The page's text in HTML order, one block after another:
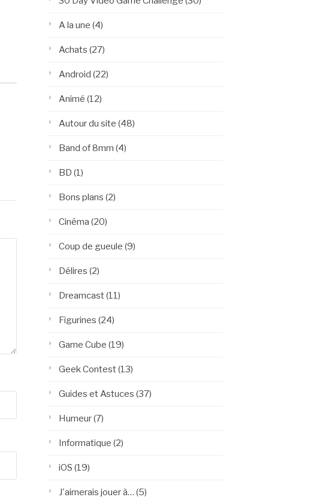
A la une (4)
Achats (27)
Android (22)
Animé (12)
Autour du site (48)
Band of 8mm (4)
BD (1)
Bons plans (2)
Cinéma (20)
Coup de gueule (9)
Délires (2)
Dreamcast(11)
Figurines (24)
Game Cube (19)
Geek Contest(13)
Guides et Astuces (37)
Humeur(7)
Informatique (2)
iOS (19)
J'aimerais jouer à… (5)